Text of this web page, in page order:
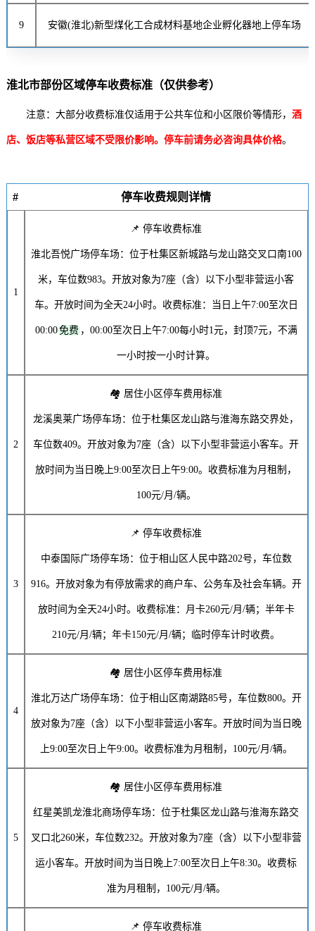
9 安徽(淮北)新型煤化工合成材料基地企业孵化器地上停车场
淮北市部份区域停车收费标准（仅供参考）
注意：大部分收费标准仅适用于公共车位和小区限价等情形， 酒
店、饭店等私营区域不受限价影响。停车前请务必咨询具体价格。
# 停车收费规则详情
1
📌 停车收费标准
淮北吾悦广场停车场：位于杜集区新城路与龙山路交叉口南100
米，车位数983。开放对象为7座（含）以下小型非营运小客
车。开放时间为全天24小时。收费标准：当日上午7:00至次日
00:00免费，00:00至次日上午7:00每小时1元，封顶7元，不满
一小时按一小时计算。
2
🏘️ 居住小区停车费用标准
龙溪奥莱广场停车场：位于杜集区龙山路与淮海东路交界处，
车位数409。开放对象为7座（含）以下小型非营运小客车。开
放时间为当日晚上9:00至次日上午9:00。收费标准为月租制，
100元/月 /辆。
3
📌 停车收费标准
中泰国际广场停车场：位于相山区人民中路202号，车位数
916。开放对象为有停放需求的商户车、公务车及社会车辆。开
放时间为全天24小时。收费标准：月卡260元/月 /辆；半年卡
210元/月/辆；年卡150元/月/辆；临时停车计时收费。
4
🏘️ 居住小区停车费用标准
淮北万达广场停车场：位于相山区南湖路85号，车位数800。开
放对象为7座（含）以下小型非营运小客车。开放时间为当日晚
上9:00至次日上午9:00。收费标准为月租制， 100元/月 /辆。
5
🏘️ 居住小区停车费用标准
红星美凯龙淮北商场停车场：位于杜集区龙山路与淮海东路交
叉口北260米，车位数232。开放对象为7座（含）以下小型非营
运小客车。开放时间为当日晚上7:00至次日上午8:30。收费标
准为月租制， 100元/月 /辆。
📌 停车收费标准